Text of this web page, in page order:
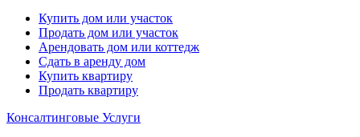
Купить дом или участок
Продать дом или участок
Арендовать дом или коттедж
Сдать в аренду дом
Купить квартиру
Продать квартиру
Консалтинговые Услуги